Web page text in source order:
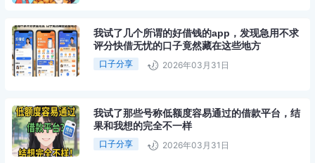
我试了几个所谓的好借钱的app，发现急用不求
评分快借无忧的口子竟然藏在这些地方
口子分享 2026年03月31日
我试了那些号称低额度容易通过的借款平台，结
果和我想的完全不一样
口子分享 2026年03月31日